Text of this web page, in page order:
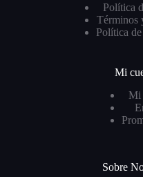
Política
Términos
Política
Mi
Mi
Sobre